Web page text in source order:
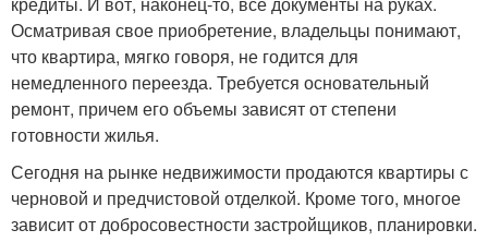
Осматривая свое приобретение, владельцы понимают,
что квартира, мягко говоря, не годится для
немедленного переезда. Требуется основательный
ремонт, причем его объемы зависят от степени
готовности жилья.
Сегодня на рынке недвижимости продаются квартиры с
черновой и предчистовой отделкой. Кроме того, многое
зависит от добросовестности застройщиков, планировки.